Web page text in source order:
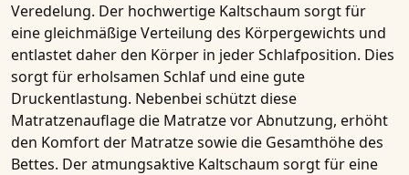
Veredelung. Der hochwertige Kaltschaum sorgt für
eine gleichmäßige Verteilung des Körpergewichts und
entlastet daher den Körper in jeder Schlafposition. Dies
sorgt für erholsamen Schlaf und eine gute
Druckentlastung. Nebenbei schützt diese
Matratzenauflage die Matratze vor Abnutzung, erhöht
den Komfort der Matratze sowie die Gesamthöhe des
Bettes. Der atmungsaktive Kaltschaum sorgt für eine